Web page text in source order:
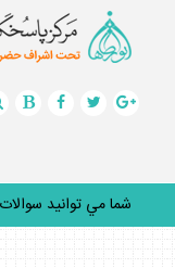
شما مي توانيد سوالات ديني